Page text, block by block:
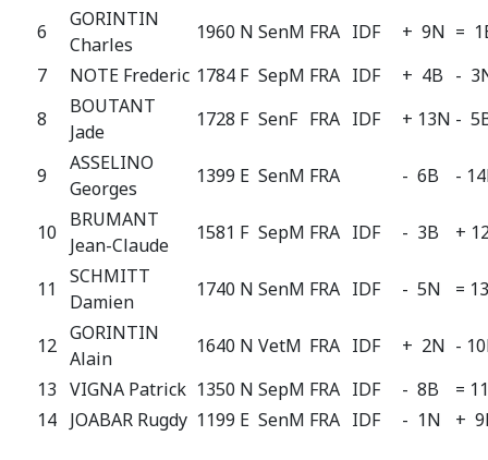
6
GORINTIN
Charles
1960 N SenM FRA IDF + 9N =
7
NOTE Frederic 1784 F SepM FRA IDF + 4B -
8
BOUTANT
Jade
1728 F SenF FRA IDF + 13N -
9
ASSELINO
Georges
1399 E SenM FRA - 6B -
10
BRUMANT
Jean-Claude
1581 F SepM FRA IDF - 3B +
11
SCHMITT
Damien
1740 N SenM FRA IDF - 5N =
12
GORINTIN
Alain
1640 N VetM FRA IDF + 2N -
13 VIGNA Patrick 1350 N SepM FRA IDF - 8B
=
14 JOABAR Rugdy 1199 E SenM FRA IDF - 1N +